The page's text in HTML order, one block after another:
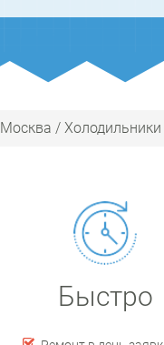
Москва / Холодильники
Быстро